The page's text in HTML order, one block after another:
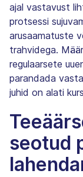
ajal vastavust
protsessi
arusaamatuste
trahvidega.
regulaarsete
parandada
juhid on alati
seotud